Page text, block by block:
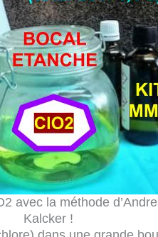
avec la méthode
Kalcker !